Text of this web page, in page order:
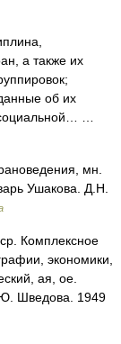
а также их
об их
социальной… …
мн.
Ушакова. Д.Н.
Комплексное
экономики,
ая, ое.
Шведова. 1949